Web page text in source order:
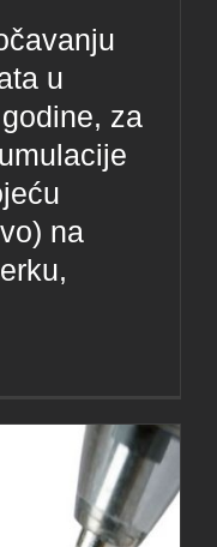
u
za
na